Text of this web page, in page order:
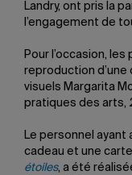
Landry, ont pris la
l’engagement de
Pour l’occasion,
reproduction d’une
visuels Margarita
pratiques des arts,
Le personnel ayant
cadeau et une
étoiles, a été